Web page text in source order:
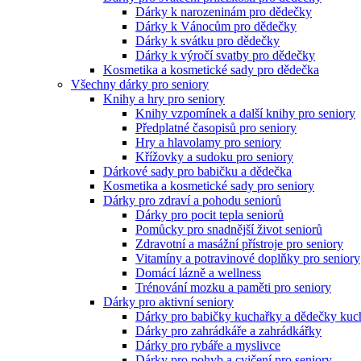
Dárky k narozeninám pro dědečky
Dárky k Vánocům pro dědečky
Dárky k svátku pro dědečky
Dárky k výročí svatby pro dědečky
Kosmetika a kosmetické sady pro dědečka
Všechny dárky pro seniory
Knihy a hry pro seniory
Knihy vzpomínek a další knihy pro seniory
Předplatné časopisů pro seniory
Hry a hlavolamy pro seniory
Křížovky a sudoku pro seniory
Dárkové sady pro babičku a dědečka
Kosmetika a kosmetické sady pro seniory
Dárky pro zdraví a pohodu seniorů
Dárky pro pocit tepla seniorů
Pomůcky pro snadnější život seniorů
Zdravotní a masážní přístroje pro seniory
Vitamíny a potravinové doplňky pro seniory
Domácí lázně a wellness
Trénování mozku a paměti pro seniory
Dárky pro aktivní seniory
Dárky pro babičky kuchařky a dědečky
Dárky pro zahrádkáře a zahrádkářky
Dárky pro rybáře a myslivce